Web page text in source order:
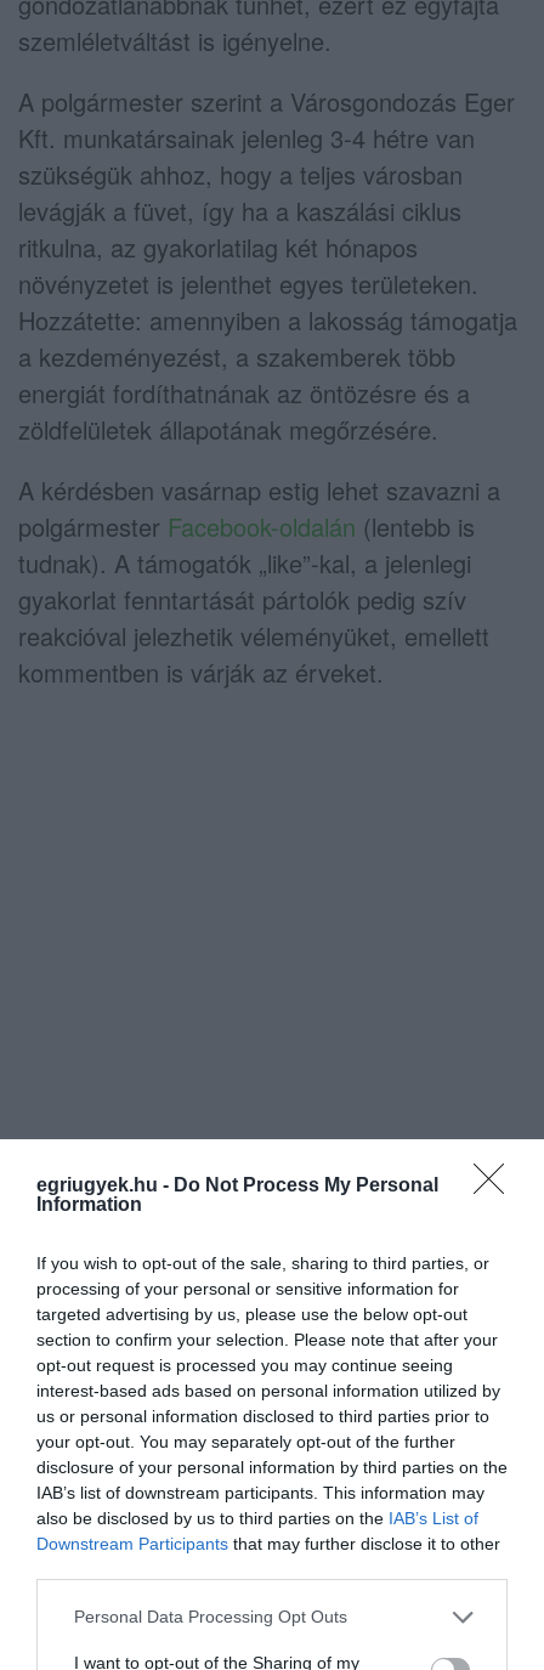
egriugyek.hu - Do Not Process My Personal
Information
If you wish to opt-out of the sale, sharing to third parties, or
processing of your personal or sensitive information for
targeted advertising by us, please use the below opt-out
section to confirm your selection. Please note that after your
opt-out request is processed you may continue seeing
interest-based ads based on personal information utilized by
us or personal information disclosed to third parties prior to
your opt-out. You may separately opt-out of the further
disclosure of your personal information by third parties on the
IAB’s list of downstream participants. This information may
also be disclosed by us to third parties on the IAB’s List of
Downstream Participants that may further disclose it to other
Please note that this website/app uses one or more Google
not limited to your visit or usage behaviour. You may click to
Personal Data Processing Opt Outs
I want to opt-out of the Sharing of my
szemléletváltást is igényelne.
A polgármester szerint a Városgondozás Eger
Kft. munkatársainak jelenleg 3-4 hétre van
szükségük ahhoz, hogy a teljes városban
levágják a füvet, így ha a kaszálási ciklus
ritkulna, az gyakorlatilag két hónapos
növényzetet is jelenthet egyes területeken.
Hozzátette: amennyiben a lakosság támogatja
a kezdeményezést, a szakemberek több
energiát fordíthatnának az öntözésre és a
zöldfelületek állapotának megőrzésére.
A kérdésben vasárnap estig lehet szavazni a
polgármester Facebook-oldalán (lentebb is
tudnak). A támogatók „like”-kal, a jelenlegi
gyakorlat fenntartását pártolók pedig szív
reakcióval jelezhetik véleményüket, emellett
kommentben is várják az érveket.
Kapcsolódó cikkek